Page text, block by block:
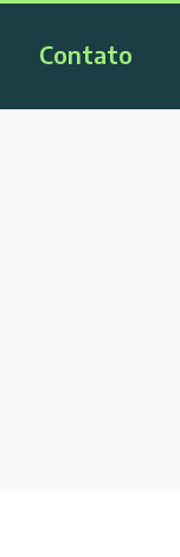
Contato